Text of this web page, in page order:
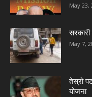
May 23,
सरकारी
May 7,
तेस्रो
योजना